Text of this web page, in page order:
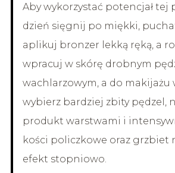
Aby wykorzystać potencjał tej
dzień sięgnij po miękki,
aplikuj bronzer lekką ręką, a
wpracuj w skórę drobnym
wachlarzowym, a do makijażu
wybierz bardziej zbity pędzel,
produkt warstwami i
kości policzkowe oraz grzbiet
efekt stopniowo.